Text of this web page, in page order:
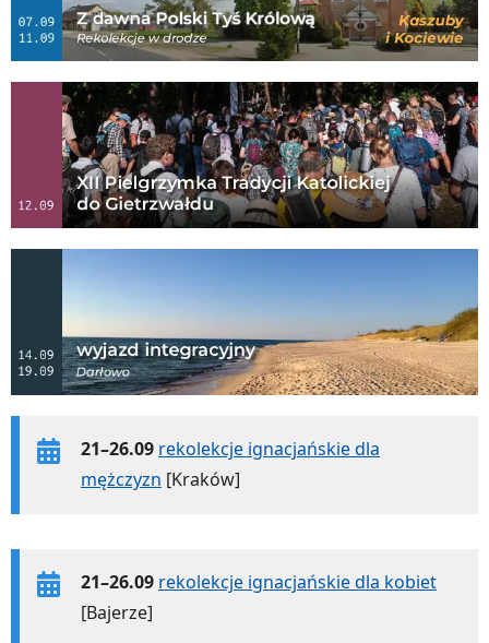
21–26.09 rekolekcje ignacjańskie dla
mężczyzn [Kraków]
21–26.09 rekolekcje ignacjańskie dla kobiet
[Bajerze]